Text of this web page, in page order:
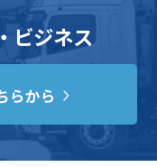
ビジネス
らから